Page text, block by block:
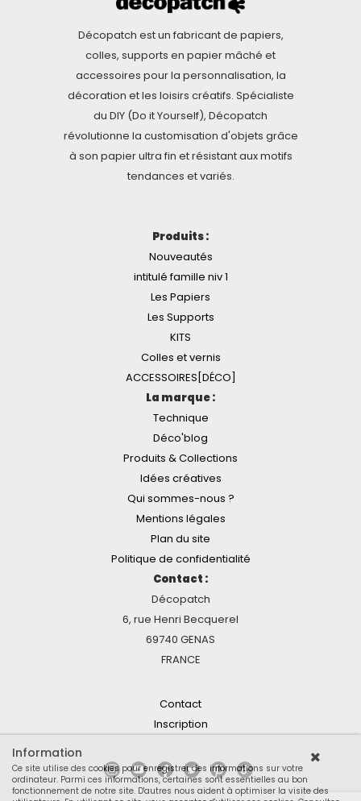
Décopatch est un fabricant de papiers,
colles, supports en papier mâché et
accessoires pour la personnalisation, la
décoration et les loisirs créatifs. Spécialiste
du DIY (Do it Yourself), Décopatch
révolutionne la customisation d'objets grâce
à son papier ultra fin et résistant aux motifs
tendances et variés.
Produits :
Nouveautés
intitulé famille niv 1
Les Papiers
Les Supports
KITS
Colles et vernis
ACCESSOIRES[DÉCO]
La marque :
Technique
Déco'blog
Produits & Collections
Idées créatives
Qui sommes-nous ?
Mentions légales
Plan du site
Politique de confidentialité
Contact :
Décopatch
6, rue Henri Becquerel
69740 GENAS
FRANCE
Contact
Inscription
Information
Ce site utilise des cookies pour enregistrer des informations sur votre
ordinateur. Parmi ces informations, certaines sont essentielles au bon
fonctionnement de notre site. D'autres nous aident à optimiser la visite des